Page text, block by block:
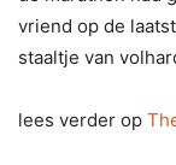
vriend op de
staaltje van
lees verder op